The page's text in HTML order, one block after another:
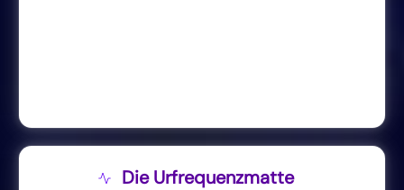
Die Urfrequenzmatte